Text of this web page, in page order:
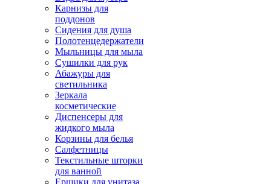
Карнизы для
поддонов
Сидения для душа
Полотенцедержатели
Мыльницы для мыла
Сушилки для рук
Абажуры для
светильника
Зеркала
косметические
Диспенсеры для
жидкого мыла
Корзины для белья
Салфетницы
Текстильные шторки
для ванной
Ершики для унитаза